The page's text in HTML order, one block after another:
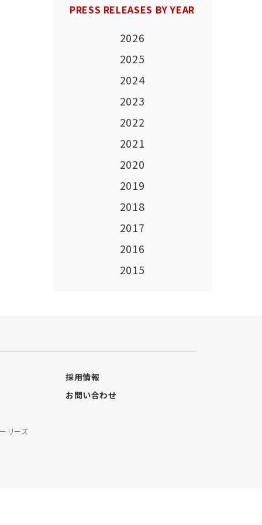
PRESS RELEASES BY YEAR
2026
2025
2024
2023
2022
2021
2020
2019
2018
2017
2016
2015
リーズ
採用情報
お問い合わせ